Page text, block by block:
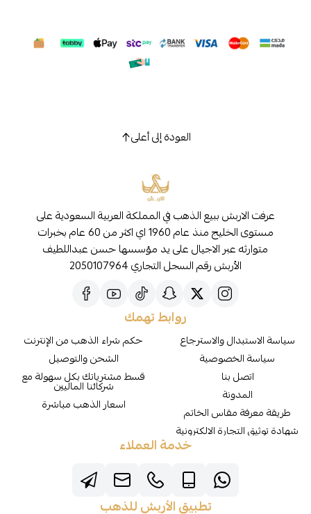
العودة إلى أعلى
عرفت الاربش ببيع الذهب في المملكة العربية السعودية على
مستوى الخليج منذ عام 1960 اي اكثر من 60 عام بخبرات
متوارثه عبر الاجيال على يد مؤسسها حسن عبداللطيف
الأربش رقم السجل التجاري 2050107964
روابط تهمك
سياسة الاستبدال والاسترجاع
سياسة الخصوصية
اتصل بنا
المدونة
طريقة معرفة مقاس الخاتم
شهادة توثيق التجارة الالكترونية
حكم شراء الذهب من الإنترنت
الشحن والتوصيل
قسط مشترياتك بكل سهولة مع
شركائنا الماليين
اسعار الذهب مباشرة
خدمة العملاء
تطبيق الأربش للذهب